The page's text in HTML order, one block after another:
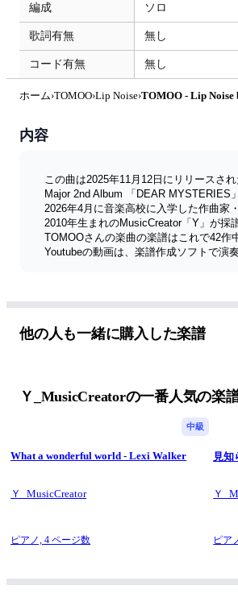
編成 ソロ
歌詞有無 無し
コード有無 無し
ホーム›TOMOO›Lip Noise›
内容
この曲は2025年11月12日にリリースさ
Major 2nd Album 「DEAR MYSTERIES
2026年4月に音楽高校に入学した作曲家
2010年生まれのMusicCreator「Y」が採
TOMOOさんの楽曲の楽譜はこれで42作
Youtubeの動画は、楽譜作成ソフトで演
をご覧ください。
※演奏をしたあとに「こう弾いたらさら
採譜をしておりますため、演奏したメロ
他の人も一緒に購入した楽譜
Ｙ_MusicCreatorの一番人気の楽
中級
What a wonderful world - Lexi Walker
Ｙ_MusicCreator
ピアノ, 4 ページ数
見知
Ｙ
ピア